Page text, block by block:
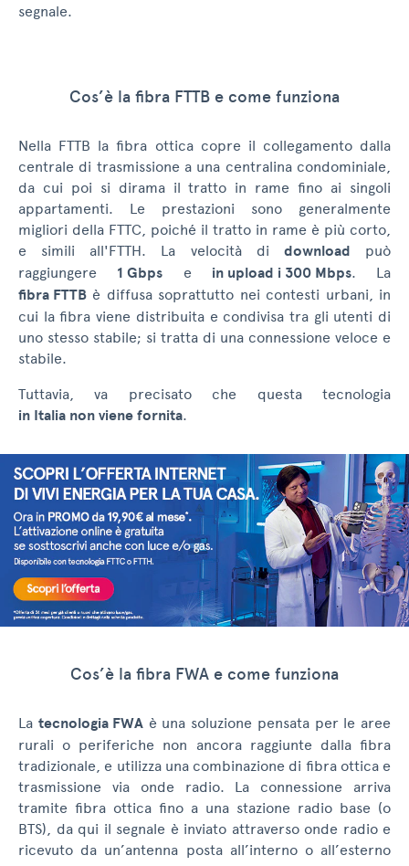
segnale.
Cos’è la fibra FTTB e come funziona
Nella FTTB la fibra ottica copre il collegamento dalla
centrale di trasmissione a una centralina condominiale,
da cui poi si dirama il tratto in rame fino ai singoli
appartamenti. Le prestazioni sono generalmente
migliori della FTTC, poiché il tratto in rame è più corto,
e simili all'FTTH. La velocità di download può
raggiungere 1 Gbps e in upload i 300 Mbps. La
fibra FTTB è diffusa soprattutto nei contesti urbani, in
cui la fibra viene distribuita e condivisa tra gli utenti di
uno stesso stabile; si tratta di una connessione veloce e
stabile.
Tuttavia, va precisato che questa tecnologia
in Italia non viene fornita.
Cos’è la fibra FWA e come funziona
La tecnologia FWAè una soluzione pensata per le aree
rurali o periferiche non ancora raggiunte dalla fibra
tradizionale, e utilizza una combinazione di fibra ottica e
trasmissione via onde radio. La connessione arriva
tramite fibra ottica fino a una stazione radio base (o
BTS), da qui il segnale è inviato attraverso onde radio e
ricevuto da un’antenna posta all’interno o all’esterno